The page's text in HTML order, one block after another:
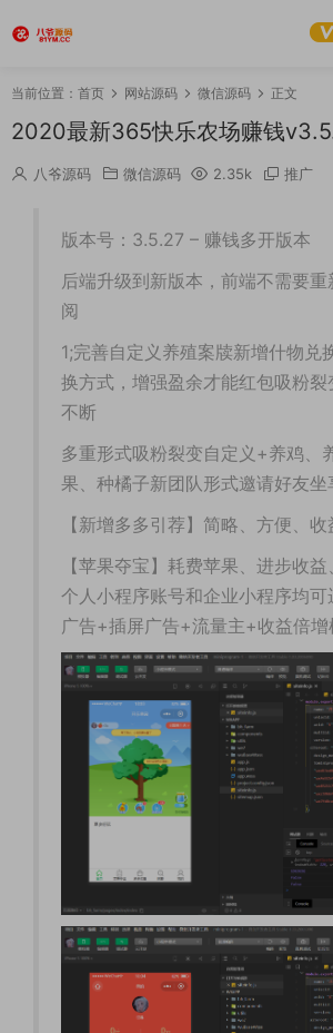
当前位置： 首页 网站源码 微信源码 正文
2020最新365快乐农场赚钱
八爷源码 微信源码 2.35k 推广
版本号：3.5.27 – 赚钱多开版本
后端升级到新版本，前端不需要
阅
1;完善自定义养殖案牍新增什物兑
换方式，增强盈余才能红包吸粉
不断
多重形式吸粉裂变自定义+养鸡、
果、种橘子新团队形式邀请好友坐
【新增多多引荐】简略、方便、收
【苹果夺宝】耗费苹果、进步收
个人小程序账号和企业小程序均可
广告+插屏广告+流量主+收益倍增